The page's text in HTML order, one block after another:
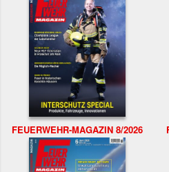
FEUERWEHR-MAGAZIN 8/2026